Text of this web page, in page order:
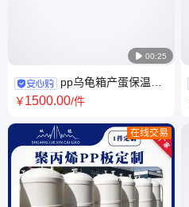
 00:25
pp乌龟箱产蛋保温繁
殖箱防腐蚀乌龟养殖箱 定制塑
￥1500.00/件
在线交易